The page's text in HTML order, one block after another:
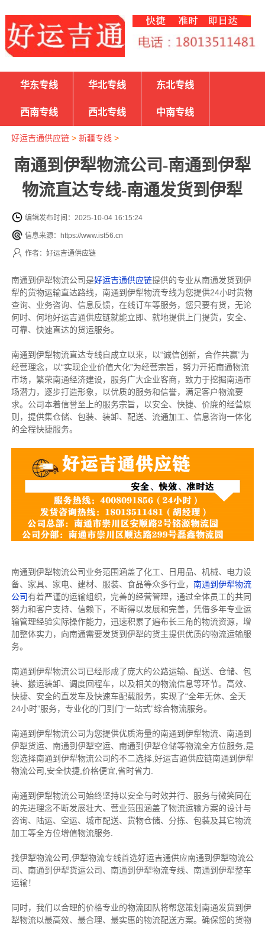
华东专线 华北专线 东北专线
西南专线 西北专线 中南专线
好运吉通供应链> 新疆专线 >
南通到伊犁物流公司-南通到伊犁
物流直达专线-南通发货到伊犁
编辑发布时间：2025-10-04 16:15:24
信息来源：https://www.ist56.cn
作者：好运吉通供应链
南通到伊犁物流公司是好运吉通供应链提供的专业从南通发货到伊
犁的货物运输直达路线，南通到伊犁物流专线为您提供24小时货物
查询、业务咨询、信息反馈，在线订车等服务，您只要有货，无论
何时、何地好运吉通供应链就能立即、就地提供上门提货，安全、
可靠、快速直达的货运服务。
南通到伊犁物流直达专线自成立以来，以“诚信创新，合作共赢”为
经营理念，以“实现企业价值大化”为经营宗旨，努力开拓南通物流
市场，繁荣南通经济建设，服务广大企业客商，致力于挖掘南通市
场潜力，逐步打造形象，以优质的服务和信誉，满足客户物流要
求。公司本着信誉至上的服务宗旨，以安全、快捷、价廉的经营原
则，提供集仓储、包装、装卸、配送、流通加工、信息咨询一体化
的全程快捷服务。
南通到伊犁物流公司业务范围涵盖了化工、日用品、机械、电力设
备、家具、家电、建材、服装、食品等众多行业， 南通到伊犁物流
公司有着严谨的运输组织，完善的经营管理，通过全体员工的共同
努力和客户支持、信赖下，不断得以发展和完善，凭借多年专业运
输管理经验实际操作能力，迅速积累了遍布长三角的物流资源，增
加整体实力，向南通需要发货到伊犁的货主提供优质的物流运输服
务。
南通到伊犁物流公司已经形成了庞大的公路运输、配送、仓储、包
装、搬运装卸、调度回程车，以及相关的物流信息等环节。高效、
快捷、安全的直发车及快速车配载服务，实现了“全年无休、全天
24小时”服务，专业化的门到门“一站式”综合物流服务。
南通到伊犁物流公司为您提供优质海量的南通到伊犁物流、南通到
伊犁货运、南通到伊犁空运、南通到伊犁仓储等物流全方位服务,是
您选择南通到伊犁物流公司的不二选择,好运吉通供应链南通到伊犁
物流公司,安全快捷,价格便宜,省时省力.
南通到伊犁物流公司始终坚持以安全与时效并行、服务与微笑同在
的先进理念不断发展壮大、营业范围涵盖了物流运输方案的设计与
咨询、陆运、空运、城市配送、货物仓储、分拣、包装及其它物流
加工等全方位增值物流服务.
找伊犁物流公司,伊犁物流专线首选好运吉通供应南通到伊犁物流公
司、南通到伊犁货运公司、南通到伊犁物流专线、南通到伊犁整车
运输！
同时，我们以合理的价格专业的物流团队将帮您策划南通发货到伊
犁物流以最高效、最合理、最实惠的物流配送方案。确保您的货物